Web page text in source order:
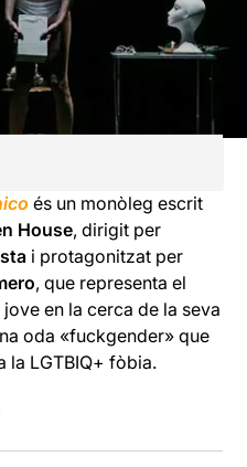
és un monòleg escrit
House, dirigit per
i protagonitzat per
, que representa el
jove en la cerca de la seva
oda «fuckgender» que
la LGTBIQ+ fòbia.